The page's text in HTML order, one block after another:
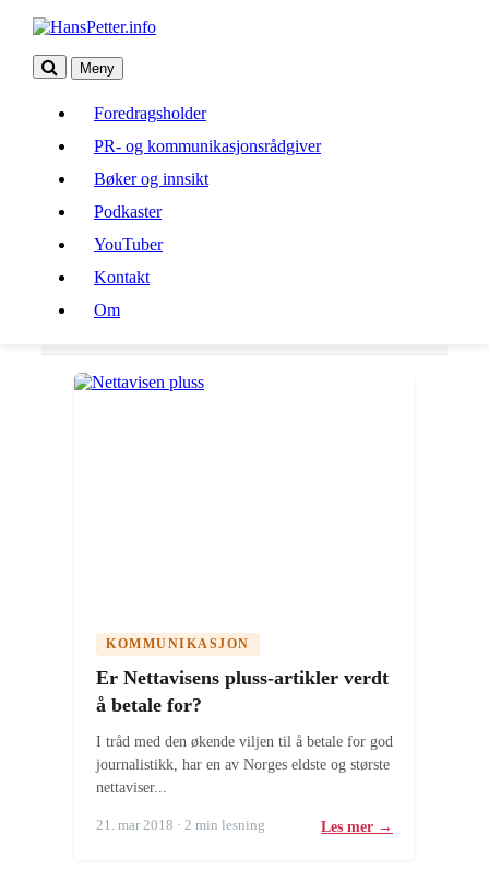
Meny
Foredragsholder
PR- og kommunikasjonsrådgiver
Bøker og innsikt
Podkaster
YouTuber
Kontakt
Om
Foredragsholder
PR- og kommunikasjonsrådgiver
Bøker og innsikt
YouTuber
Kontakt
betalingsmur
KOMMUNIKASJON
Er Nettavisens pluss-artikler verdt
å betale for?
I tråd med den økende viljen til å betale for god
journalistikk, har en av Norges eldste og største
nettaviser...
21. mar 2018 · 2 min lesning Les mer →